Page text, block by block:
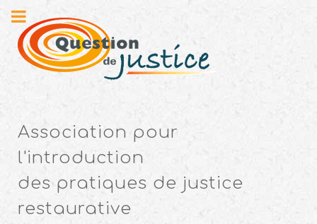
Association pour
l'introduction
des pratiques de justice
restaurative